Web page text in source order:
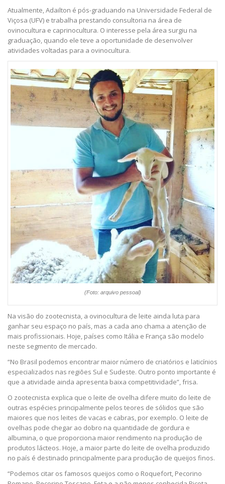
Atualmente, Adailton é pós-graduando na Universidade Federal de
Viçosa (UFV) e trabalha prestando consultoria na área de
ovinocultura e caprinocultura. O interesse pela área surgiu na
graduação, quando ele teve a oportunidade de desenvolver
atividades voltadas para a ovinocultura.
(Foto: arquivo pessoal)
Na visão do zootecnista, a ovinocultura de leite ainda luta para
ganhar seu espaço no país, mas a cada ano chama a atenção de
mais profissionais. Hoje, países como Itália e França são modelo
neste segmento de mercado.
“No Brasil podemos encontrar maior número de criatórios e laticínios
especializados nas regiões Sul e Sudeste. Outro ponto importante é
que a atividade ainda apresenta baixa competitividade”, frisa.
O zootecnista explica que o leite de ovelha difere muito do leite de
outras espécies principalmente pelos teores de sólidos que são
maiores que nos leites de vacas e cabras, por exemplo. O leite de
ovelhas pode chegar ao dobro na quantidade de gordura e
albumina, o que proporciona maior rendimento na produção de
produtos lácteos. Hoje, a maior parte do leite de ovelha produzido
no país é destinado principalmente para produção de queijos finos.
“Podemos citar os famosos queijos como o Roquefort, Pecorino